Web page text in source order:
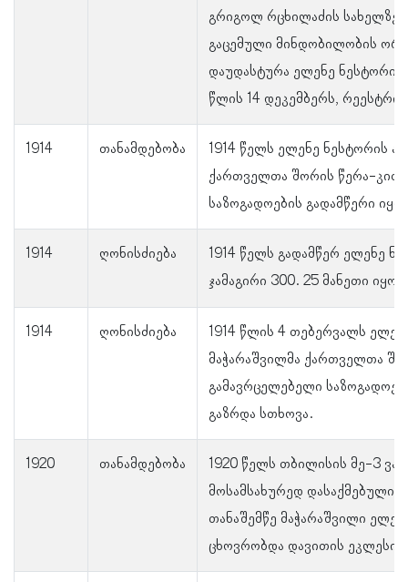
გრიგოლ რცხილაძის სახელზე
გაცემული მინდობილობის
დაუდასტურა ელენე ნესტორის
წლის 14 დეკემბერს,
1914 თანამდებობა
1914 წელს ელენე ნესტორის
ქართველთა შორის წერა-
საზოგადოების გადამწერი იყო.
1914 ღონისძიება
1914 წელს გადამწერ ელენე
ჯამაგირი 300. 25 მანეთი იყო.
1914 ღონისძიება
1914 წლის 4 თებერვალს
მაჭარაშვილმა ქართველთა
გამავრცელებელი
გაზრდა სთხოვა.
1920 თანამდებობა
1920 წელს თბილისის მე-3
მოსამსახურედ დასაქმებული
თანაშემწე მაჭარაშვილი
ცხოვრობდა დავითის